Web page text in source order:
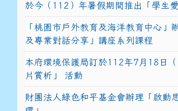
於今（112）年暑假期間推出「學生
「桃園市戶外教育及海洋教育中心」
及專業對話分享」講座系列課程
本府環境保護局訂於112年7月18日
片賞析」 活動
財團法人綠色和平基金會辦理「啟動